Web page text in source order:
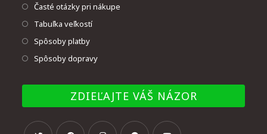
Časté otázky pri nákupe
Tabuľka veľkostí
Spôsoby platby
Spôsoby dopravy
ZDIEĽAJTE VÁŠ NÁZOR